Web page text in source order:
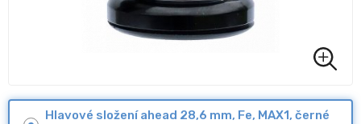
Hlavové složení ahead 28,6 mm, Fe, MAX1, černé